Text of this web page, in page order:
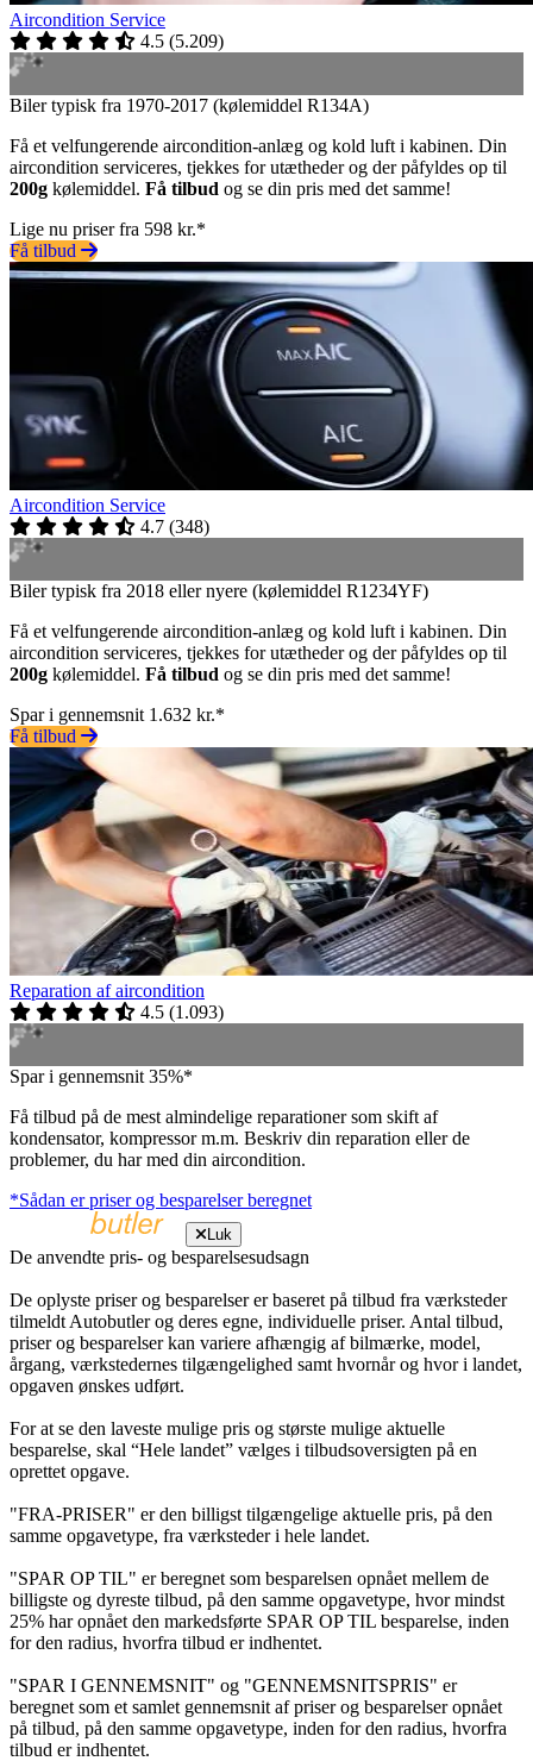
Aircondition Service
4.5 (5.209)
Biler typisk fra 1970-2017 (kølemiddel R134A)
Få et velfungerende aircondition-anlæg og kold luft i kabinen. Din
aircondition serviceres, tjekkes for utætheder og der påfyldes op til
200g kølemiddel. Få tilbud og se din pris med det samme!
Lige nu priser fra 598 kr.*
Få tilbud
Aircondition Service
4.7 (348)
Biler typisk fra 2018 eller nyere (kølemiddel R1234YF)
Få et velfungerende aircondition-anlæg og kold luft i kabinen. Din
aircondition serviceres, tjekkes for utætheder og der påfyldes op til
200g kølemiddel. Få tilbud og se din pris med det samme!
Spar i gennemsnit 1.632 kr.*
Få tilbud
Reparation af aircondition
4.5 (1.093)
Spar i gennemsnit 35%*
Få tilbud på de mest almindelige reparationer som skift af
kondensator, kompressor m.m. Beskriv din reparation eller de
problemer, du har med din aircondition.
*Sådan er priser og besparelser beregnet
Luk
De anvendte pris- og besparelsesudsagn
De oplyste priser og besparelser er baseret på tilbud fra værksteder
tilmeldt Autobutler og deres egne, individuelle priser. Antal tilbud,
priser og besparelser kan variere afhængig af bilmærke, model,
årgang, værkstedernes tilgængelighed samt hvornår og hvor i landet,
opgaven ønskes udført.
For at se den laveste mulige pris og største mulige aktuelle
besparelse, skal “Hele landet” vælges i tilbudsoversigten på en
oprettet opgave.
"FRA-PRISER" er den billigst tilgængelige aktuelle pris, på den
samme opgavetype, fra værksteder i hele landet.
"SPAR OP TIL" er beregnet som besparelsen opnået mellem de
billigste og dyreste tilbud, på den samme opgavetype, hvor mindst
25% har opnået den markedsførte SPAR OP TIL besparelse, inden
for den radius, hvorfra tilbud er indhentet.
"SPAR I GENNEMSNIT" og "GENNEMSNITSPRIS" er
beregnet som et samlet gennemsnit af priser og besparelser opnået
på tilbud, på den samme opgavetype, inden for den radius, hvorfra
tilbud er indhentet.